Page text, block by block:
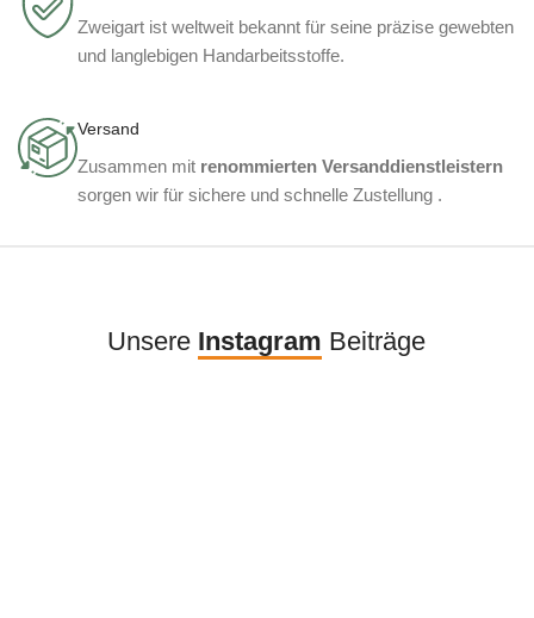
Zweigart ist weltweit bekannt für seine präzise gewebten
und langlebigen Handarbeitsstoffe.
Versand
Zusammen mit renommierten Versanddienstleistern
sorgen wir für sichere und schnelle Zustellung .
Unsere Instagram Beiträge